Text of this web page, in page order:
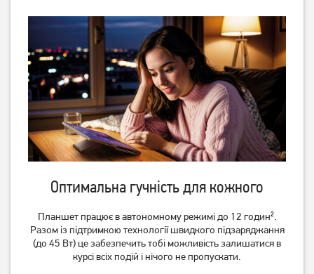
Оптимальна гучність для кожного
Планшет працює в автономному режимі до 12 годин².
Разом із підтримкою технології швидкого підзаряджання
(до 45 Вт) це забезпечить тобі можливість залишатися в
курсі всіх подій і нічого не пропускати.